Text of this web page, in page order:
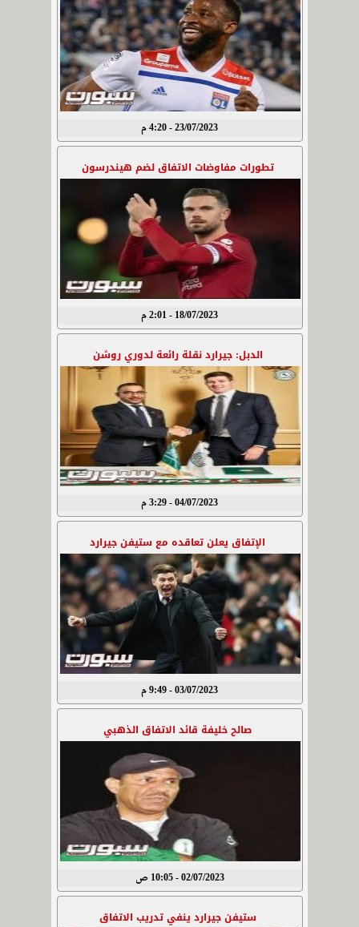
23/07/2023 - 4:20 م
تطورات مفاوضات الاتفاق لضم هيندرسون
18/07/2023 - 2:01 م
الدبل: جيرارد نقلة رائعة لدوري روشن
04/07/2023 - 3:29 م
الإتفاق يعلن تعاقده مع ستيفن جيرارد
03/07/2023 - 9:49 م
صالح خليفة قائد الاتفاق الذهبي
02/07/2023 - 10:05 ص
ستيفن جيرارد ينفي تدريب الاتفاق